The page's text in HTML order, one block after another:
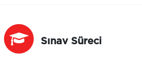
Sınav Süreci